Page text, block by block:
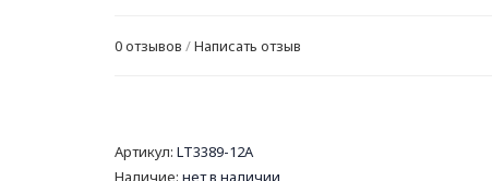
0 отзывов /Написать отзыв
Артикул: LT3389-12A
Наличие: нет в наличии